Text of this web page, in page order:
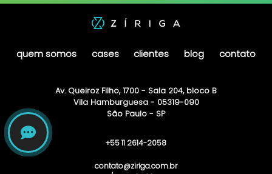
quem somos cases clientes blog contato
Av. Queiroz Filho, 1700 - Sala 204, bloco B
Vila Hamburguesa - 05319-090
São Paulo - SP
+55 11 2614-2058
contato@ziriga.com.br